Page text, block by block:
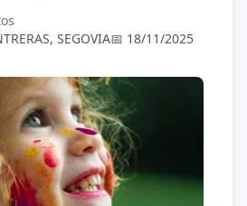
SEGOVIA📅 18/11/2025